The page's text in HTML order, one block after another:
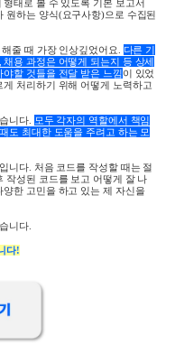
태로 볼 수 있도록 기본 보고서
원하는 양식(요구사항)으로 수집된
줄 때 가장 인상깊었어요.
다른 기
용 과정은 어떻게 되는지 등 상세
할 것들을 전달 받은 느낌이 있었
처리하기 위해 어떻게 노력하고
니다
모두 각자의 역할에서 책임
도 최대한 도움을 주려고 하는 모
니다 처음 코드를 작성할 때는 절
작성된 코드를 보고 어떻게 잘 나
한 고민을 하고 있는 제 자신을
니다.
다!